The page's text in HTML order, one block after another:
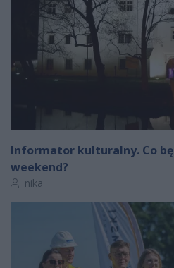
Informator kulturalny. Co
weekend?
Autor artykułu:
nika